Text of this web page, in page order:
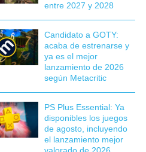
entre 2027 y 2028
Candidato a GOTY:
acaba de estrenarse y
ya es el mejor
lanzamiento de 2026
según Metacritic
PS Plus Essential: Ya
disponibles los juegos
de agosto, incluyendo
el lanzamiento mejor